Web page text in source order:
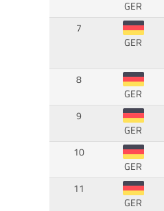
GER
7
GER
8
GER
9
GER
10
GER
11
GER